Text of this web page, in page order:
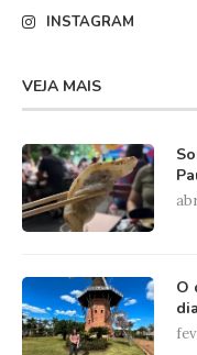
INSTAGRAM
VEJA MAIS
O
dia